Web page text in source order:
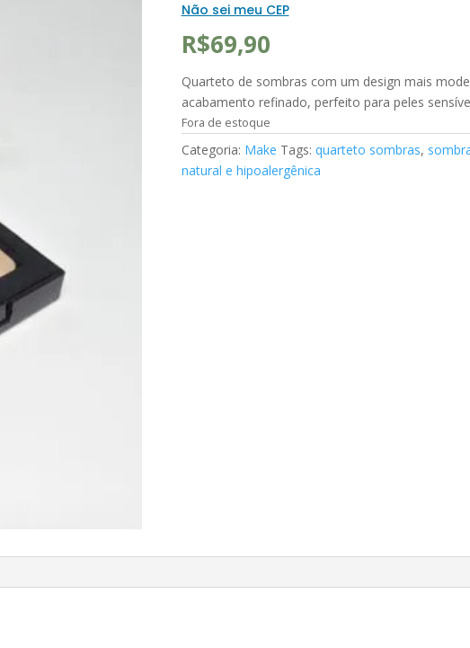
Não sei meu CEP
R$69,90
Quarteto de sombras com um design mais
acabamento refinado, perfeito para peles
Fora de estoque
Categoria: Make Tags: quarteto sombras,
natural e hipoalergênica